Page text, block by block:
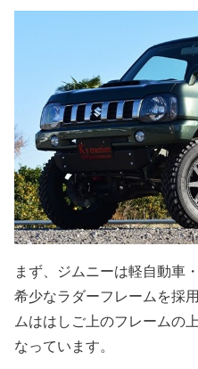
まず、ジムニーは軽自動車
希少なラダーフレームを採
ムははしご上のフレームの
なっています。